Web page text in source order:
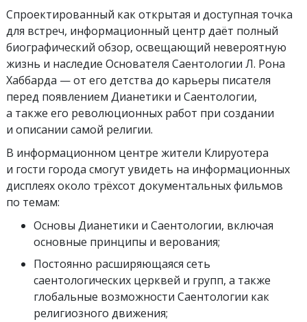
Спроектированный как открытая и доступная точка
для встреч, информационный центр даёт полный
биографический обзор, освещающий невероятную
жизнь и наследие Основателя Саентологии Л. Рона
Хаббарда — от его детства до карьеры писателя
перед появлением Дианетики и Саентологии,
а также его революционных работ при создании
и описании самой религии.
В информационном центре жители Клируотера
и гости города смогут увидеть на информационных
дисплеях около трёхсот документальных фильмов
по темам:
Основы Дианетики и Саентологии, включая
основные принципы и верования;
Постоянно расширяющаяся сеть
саентологических церквей и групп, а также
глобальные возможности Саентологии как
религиозного движения;